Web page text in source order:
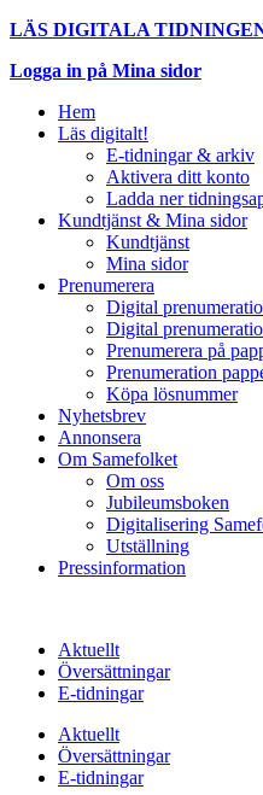
LÄS DIGITALA
Logga in på Mina sidor
Hem
Läs digitalt!
E-tidningar & arkiv
Aktivera ditt konto
Ladda ner
Kundtjänst & Mina sidor
Kundtjänst
Mina sidor
Prenumerera
Digital
Digital
Prenumerera på
Prenumeration
Köpa lösnummer
Nyhetsbrev
Annonsera
Om Samefolket
Om oss
Jubileumsboken
Digitalisering
Utställning
Pressinformation
Aktuellt
Översättningar
E-tidningar
Aktuellt
Översättningar
E-tidningar